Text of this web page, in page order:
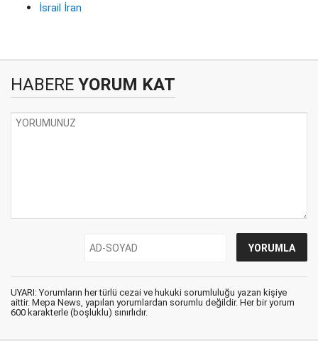
İsrail İran
HABERE YORUM KAT
UYARI: Yorumların her türlü cezai ve hukuki sorumluluğu yazan kişiye
aittir. Mepa News, yapılan yorumlardan sorumlu değildir. Her bir yorum
600 karakterle (boşluklu) sınırlıdır.